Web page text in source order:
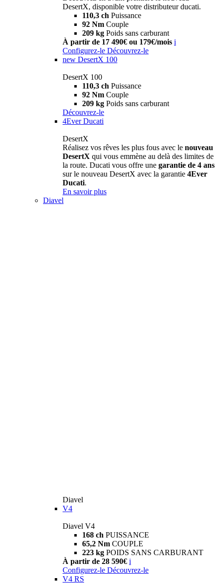
DesertX, disponible votre distributeur ducati.
110,3 ch Puissance
92 Nm Couple
209 kg Poids sans carburant
À partir de 17 490€ ou 179€/mois i
Configurez-le Découvrez-le
new DesertX 100
DesertX 100
110,3 ch Puissance
92 Nm Couple
209 kg Poids sans carburant
Découvrez-le
4Ever Ducati
DesertX
Réalisez vos rêves les plus fous avec le nouveau
DesertX qui vous emmène au delà des limites de
la route. Ducati vous offre une garantie de 4 ans
sur le nouveau DesertX avec la garantie 4Ever
Ducati.
En savoir plus
Diavel
Diavel
V4
Diavel V4
168 ch PUISSANCE
65,2 Nm COUPLE
223 kg POIDS SANS CARBURANT
À partir de 28 590€ i
Configurez-le Découvrez-le
V4 RS